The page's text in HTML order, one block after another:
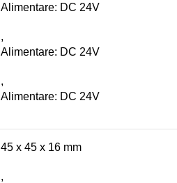
Alimentare: DC 24V
,
Alimentare: DC 24V
,
Alimentare: DC 24V
45 x 45 x 16 mm
,